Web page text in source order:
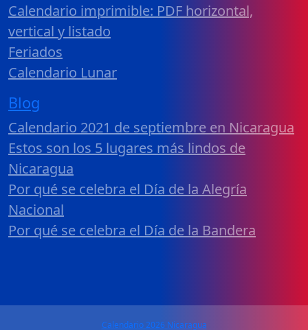
Calendario imprimible: PDF horizontal,
vertical y listado
Feriados
Calendario Lunar
Blog
Calendario 2021 de septiembre en Nicaragua
Estos son los 5 lugares más lindos de
Nicaragua
Por qué se celebra el Día de la Alegría
Nacional
Por qué se celebra el Día de la Bandera
Calendario 2026 Nicaragua